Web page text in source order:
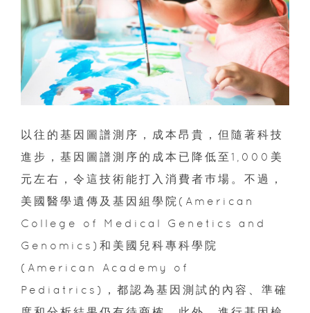
以往的基因圖譜測序，成本昂貴，但隨著科技
進步，基因圖譜測序的成本已降低至1,000美
元左右，令這技術能打入消費者巿場。不過，
美國醫學遺傳及基因組學院(American
College of Medical Genetics and
Genomics)和美國兒科專科學院
(American Academy of
Pediatrics)，都認為基因測試的內容、準確